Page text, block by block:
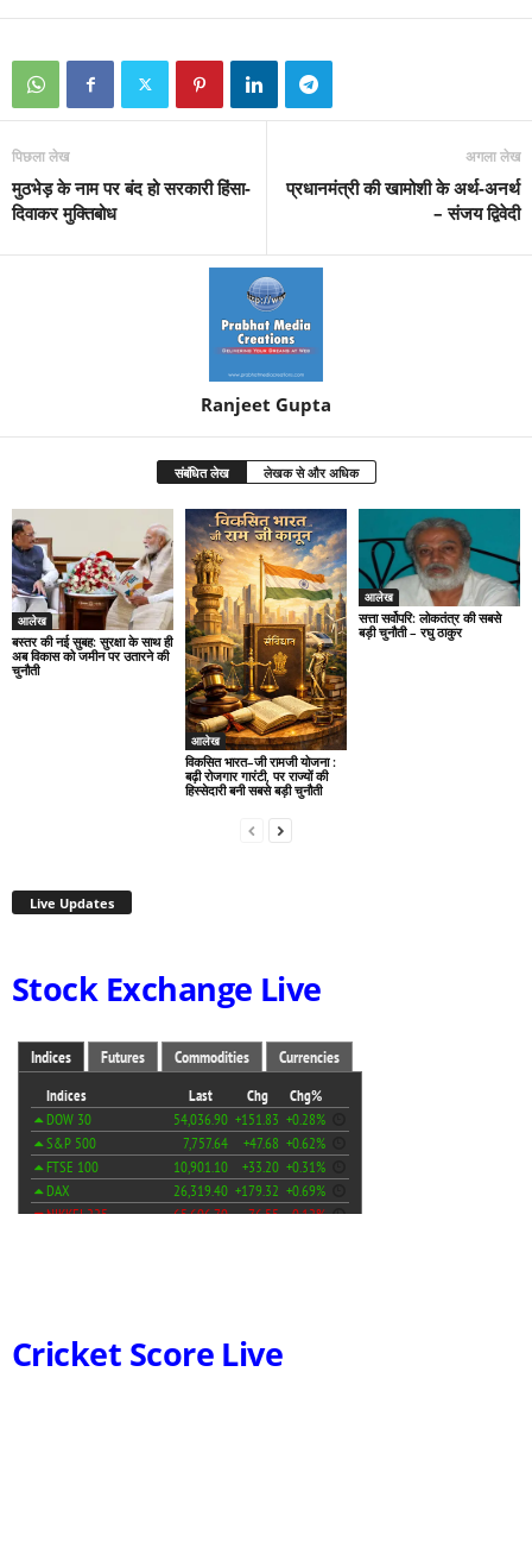
पिछला लेख
मुठभेड़ के नाम पर बंद हो सरकारी हिंसा-
दिवाकर मुक्तिबोध
अगला लेख
प्रधानमंत्री की खामोशी के अर्थ-अनर्थ
– संजय द्विवेदी
Ranjeet Gupta
संबंधित लेख लेखक से और अधिक
आलेख
बस्तर की नई सुबह: सुरक्षा के साथ ही
अब विकास को जमीन पर उतारने की
चुनौती
आलेख
विकसित भारत–जी रामजी योजना :
बढ़ी रोजगार गारंटी, पर राज्यों की
हिस्सेदारी बनी सबसे बड़ी चुनौती
आलेख
सत्ता सर्वोपरि: लोकतंत्र की सबसे
बड़ी चुनौती – रघु ठाकुर
Live Updates
Stock Exchange Live
Cricket Score Live